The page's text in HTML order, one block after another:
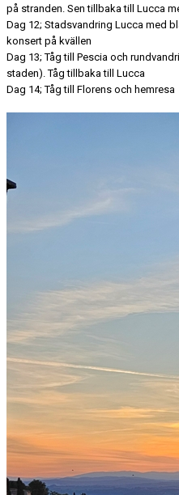
på stranden. Sen tillbaka till Lucca
Dag 12; Stadsvandring Lucca med
konsert på kvällen
Dag 13; Tåg till Pescia och
staden). Tåg tillbaka till Lucca
Dag 14; Tåg till Florens och hemresa